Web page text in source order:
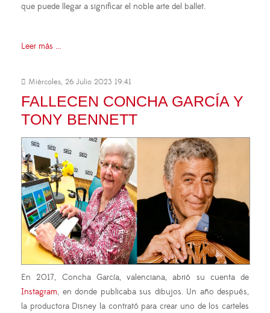
que puede llegar a significar el noble arte del ballet.
Leer más ...
Miércoles, 26 Julio 2023 19:41
FALLECEN CONCHA GARCÍA Y
TONY BENNETT
En 2017, Concha García, valenciana, abrió su cuenta de
Instagram, en donde publicaba sus dibujos. Un año después,
la productora Disney la contrató para crear uno de los carteles